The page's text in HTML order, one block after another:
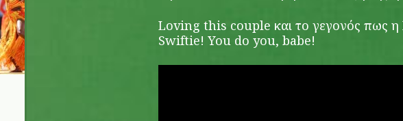
Loving this couple και το γεγονός πως η
Swiftie! You do you, babe!